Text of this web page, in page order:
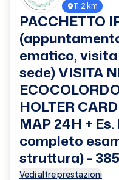
11.2 km
PACCHETTO
ematico,
sede) VISITA
HOLTER
MAP 24H +
completo
struttura) -
Vedi altre prestazioni